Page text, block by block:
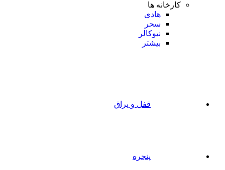
کارخانه ها
هادی
سحر
نیوکالر
بیشتر
قفل و یراق
پنجره